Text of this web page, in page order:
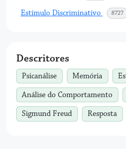
Estímulo Discriminativo 8727
Descritores
Psicanálise Memória
Análise do Comportamento
Sigmund Freud Resposta